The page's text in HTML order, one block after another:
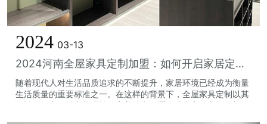
2024 03-13
2024河南全屋家具定制加盟：如何开启家居定制新篇章
随着现代人对生活品质追求的不断提升，家居环境已经成为衡量
生活质量的重要标准之一。在这样的背景下，全屋家具定制以其
个性化、实用性和美观性的完美结合，逐渐成为家居市场的新